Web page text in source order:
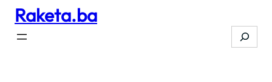
Skip
content
Raketa.ba
Search